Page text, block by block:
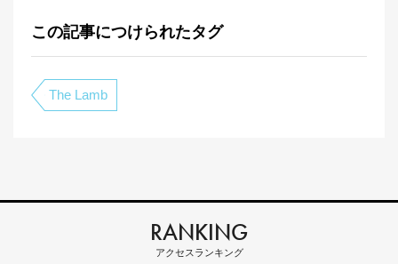
この記事につけられたタグ
The Lamb
RANKING
アクセスランキング